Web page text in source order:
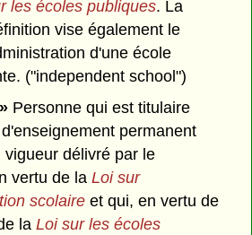
les écoles publiques. La
vise également le
d'une école
("independent school")
Personne qui est titulaire
permanent
vigueur délivré par le
vertu de laLoi sur
scolaire et qui, en vertu de
laLoi sur les écoles